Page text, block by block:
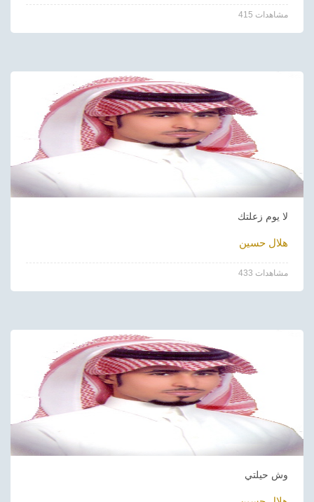
415 مشاهدات
لا يوم زعلتك
هلال حسين
433 مشاهدات
وش حيلتي